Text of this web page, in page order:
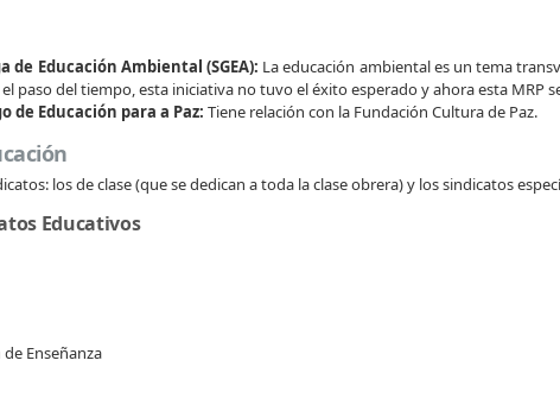
de Educación Ambiental (SGEA): La educación ambiental es un tema
paso del tiempo, esta iniciativa no tuvo el éxito esperado y ahora esta MRP
de Educación para a Paz: Tiene relación con la Fundación Cultura de Paz.
los de clase (que se dedican a toda la clase obrera) y los sindicatos
Educativos
Enseñanza